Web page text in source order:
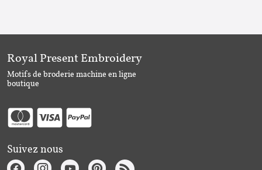
Royal Present Embroidery
Motifs de broderie machine en ligne
boutique
Suivez nous